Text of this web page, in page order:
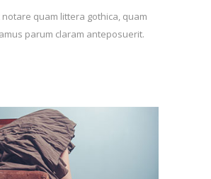
notare quam littera gothica, quam
parum claram anteposuerit.